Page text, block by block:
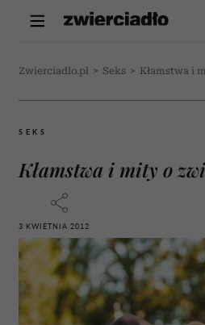
Zwierciadlo.pl > Seks > Kłamstwa i
SEKS
Kłamstwa i mity o
3 KWIETNIA 2012